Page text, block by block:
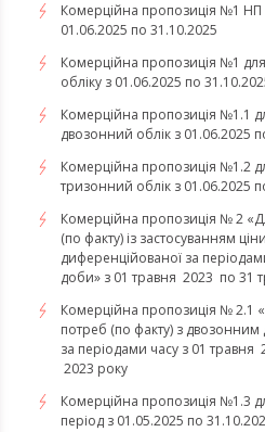
Комерційна пропозиція №1 НП
01.06.2025 по 31.10.2025
Комерційна пропозиція №1
обліку з 01.06.2025 по
Комерційна пропозиція №1.1
двозонний облік з 01.06.2025
Комерційна пропозиція №1.2
тризонний облік з 01.06.2025
Комерційна пропозиція № 2
(по факту) із застосуванням
диференційованої за
доби» з 01 травня 2023 по 31
Комерційна пропозиція № 2.1
потреб (по факту) з
за періодами часу з 01 травня
2023 року
Комерційна пропозиція №1.3
період з 01.05.2025 по